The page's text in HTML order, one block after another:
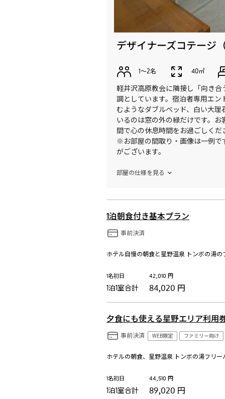
デザイナーズコテージ
1〜2名 40㎡
軽井沢高原教会に隣接し「向き
調としています。宿泊者専用エ
むようなダブルベッド、白い大
いるのは窓の外の緑だけです。
間で心の休息時間をお過ごしくだ
※お部屋の間取り・画像は一例で
がございます。
部屋の仕様を見る
1泊朝食付き基本プラン
事前決済
1名初日 42,010 円
1泊1室合計 84,020 円
夕食にも使える星野エリア利用
事前決済 WEB限定 ファミリー向け
1名初日 44,510 円
1泊1室合計 89,020 円